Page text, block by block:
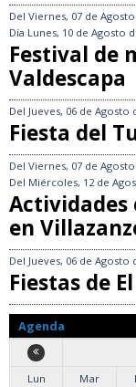
Del Viernes, 07 de
Día Lunes, 10 de Agosto
Festival de
Valdescapa
Del Jueves, 06 de Agosto
Fiesta del
Del Viernes, 07 de
Del Miércoles, 12 de
en
Del Jueves, 06 de Agosto
Fiestas de
Agenda
Lun
Mar